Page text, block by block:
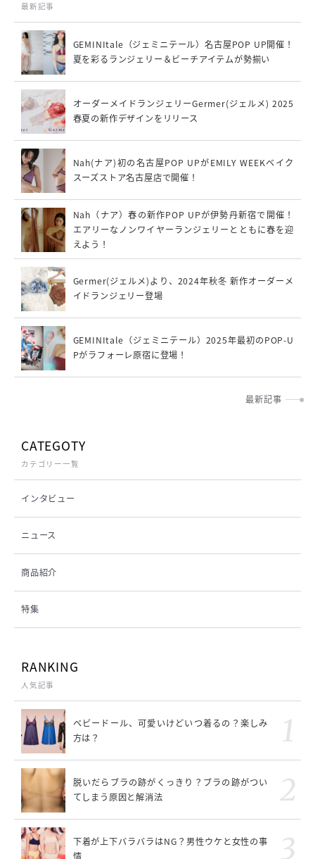
最新記事
GEMINItale（ジェミニテール）名古屋POP UP開催！
夏を彩るランジェリー＆ビーチアイテムが勢揃い
オーダーメイドランジェリーGermer(ジェルメ) 2025
春夏の新作デザインをリリース
Nah(ナア)初の名古屋POP UPがEMILY WEEKベイク
スーズストア名古屋店で開催！
Nah（ナア）春の新作POP UPが伊勢丹新宿で開催！
エアリーなノンワイヤーランジェリーとともに春を迎
えよう！
Germer(ジェルメ)より、2024年秋冬 新作オーダーメ
イドランジェリー登場
GEMINItale（ジェミニテール）2025年最初のPOP-U
Pがラフォーレ原宿に登場！
最新記事
CATEGOTY
カテゴリー一覧
インタビュー
ニュース
商品紹介
特集
RANKING
人気記事
ベビードール、可愛いけどいつ着るの？楽しみ
方は？
脱いだらブラの跡がくっきり？ブラの跡がつい
てしまう原因と解消法
下着が上下バラバラはNG？男性ウケと女性の事
情